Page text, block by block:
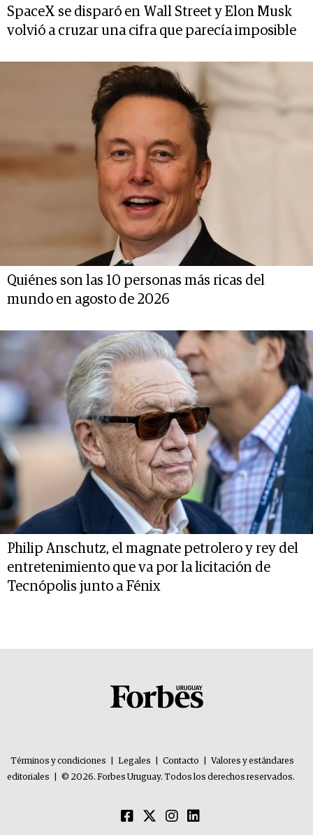
SpaceX se disparó en Wall Street y Elon Musk
volvió a cruzar una cifra que parecía imposible
Quiénes son las 10 personas más ricas del
mundo en agosto de 2026
Philip Anschutz, el magnate petrolero y rey del
entretenimiento que va por la licitación de
Tecnópolis junto a Fénix
Términos y condiciones Legales Contacto
Valores y estándares
editoriales
© 2026. Forbes Uruguay. Todos los derechos reservados.